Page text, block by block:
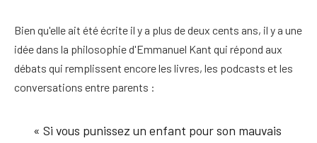
Bien qu'elle ait été écrite il y a plus de deux cents ans, il y a une
idée dans la philosophie d'Emmanuel Kant qui répond aux
débats qui remplissent encore les livres, les podcasts et les
conversations entre parents :
« Si vous punissez un enfant pour son mauvais